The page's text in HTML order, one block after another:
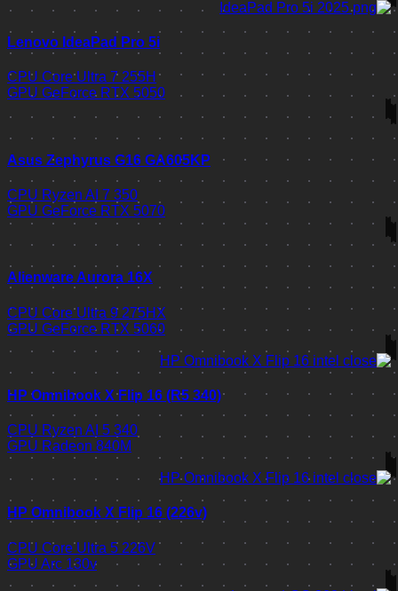
Lenovo IdeaPad Pro 5i
CPU Core Ultra 7 255H
GPU GeForce RTX 5050
Asus Zephyrus G16 GA605KP
CPU Ryzen AI 7 350
GPU GeForce RTX 5070
Alienware Aurora 16X
CPU Core Ultra 9 275HX
GPU GeForce RTX 5060
HP Omnibook X Flip 16 (R5 340)
CPU Ryzen AI 5 340
GPU Radeon 840M
HP Omnibook X Flip 16 (226v)
CPU Core Ultra 5 226V
GPU Arc 130v